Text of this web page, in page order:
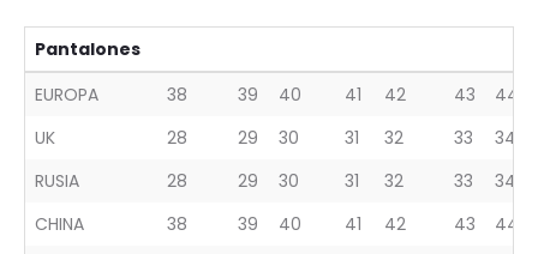
Pantalones
EUROPA
38 39 40 41 42 43
44
UK
28 29 30 31 32 33
34
RUSIA
28 29 30 31 32 33
34
CHINA
38 39 40 41 42 43
44